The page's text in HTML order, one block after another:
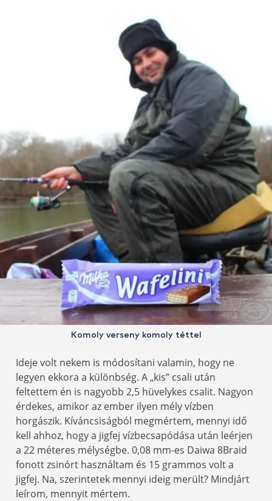
Komoly verseny komoly téttel
Ideje volt nekem is módosítani valamin, hogy ne
legyen ekkora a különbség. A „kis” csali után
feltettem én is nagyobb 2,5 hüvelykes csalit. Nagyon
érdekes, amikor az ember ilyen mély vízben
horgászik. Kíváncsiságból megmértem, mennyi idő
kell ahhoz, hogy a jigfej vízbecsapódása után leérjen
a 22 méteres mélységbe. 0,08 mm-es Daiwa 8Braid
fonott zsinórt használtam és 15 grammos volt a
jigfej. Na, szerintetek mennyi ideig merült? Mindjárt
leírom, mennyit mértem.